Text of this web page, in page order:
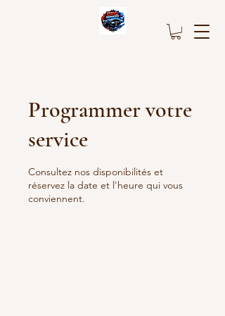
Programmer votre
service
Consultez nos disponibilités et
réservez la date et l'heure qui vous
conviennent.